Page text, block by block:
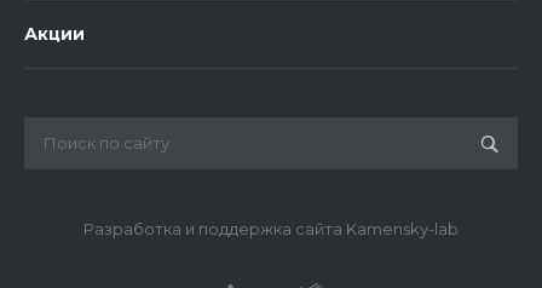
Акции
Разработка и поддержка сайта Kamensky-lab